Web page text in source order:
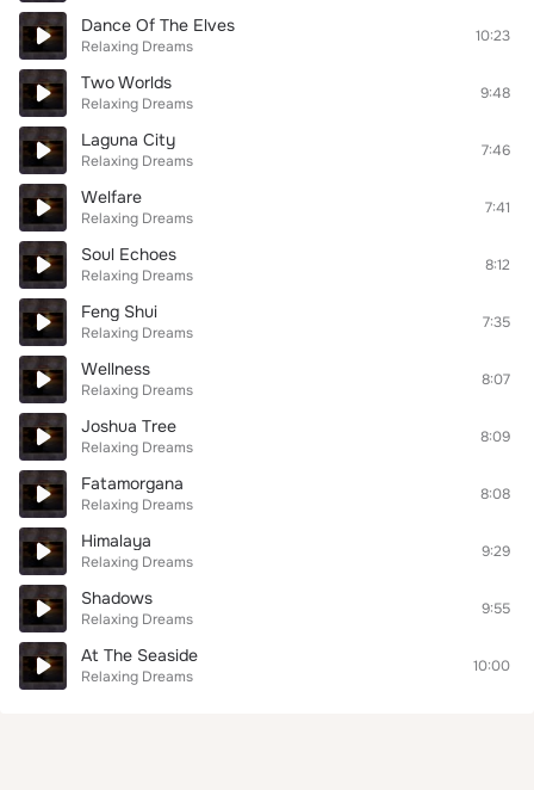
Dance Of The Elves
Relaxing Dreams
10:23
Two Worlds
Relaxing Dreams
9:48
Laguna City
Relaxing Dreams
7:46
Welfare
Relaxing Dreams
7:41
Soul Echoes
Relaxing Dreams
8:12
Feng Shui
Relaxing Dreams
7:35
Wellness
Relaxing Dreams
8:07
Joshua Tree
Relaxing Dreams
8:09
Fatamorgana
Relaxing Dreams
8:08
Himalaya
Relaxing Dreams
9:29
Shadows
Relaxing Dreams
9:55
At The Seaside
Relaxing Dreams
10:00